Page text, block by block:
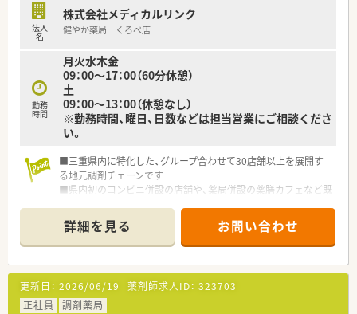
法人
名
株式会社メディカルリンク
健やか薬局 くろべ店
勤務
時間
月火水木金
09：00～17：00（60分休憩）
土
09：00～13：00（休憩なし）
※勤務時間、曜日、日数などは担当営業にご相談くださ
い。
■三重県内に特化した、グループ合わせて30店舗以上を展開す
る地元調剤チェーンです
■県内初のコンビニ併設の店舗や、薬局併設の薬膳カフェなど既
■在宅には積極的に取り組んでおり、三重県では在宅件数トップ
クラスです。
■産休・育休取得率は100％！ほぼ全員が復帰をされており、時短
での勤務者もいらっしゃいます。
詳細を見る お問い合わせ
更新日： 2026/06/19 薬剤師求人ID： 323703
正社員
調剤薬局